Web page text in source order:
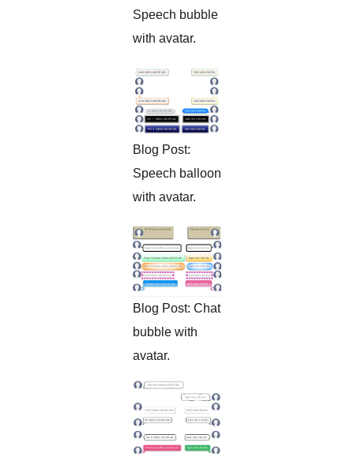
Speech bubble
with avatar.
Blog Post:
Speech balloon
with avatar.
Blog Post: Chat
bubble with
avatar.